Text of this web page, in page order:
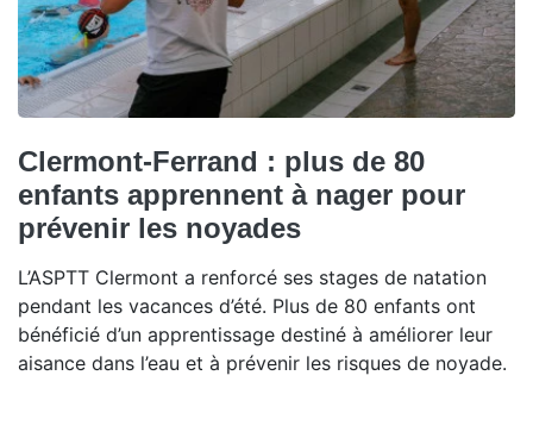
Clermont-Ferrand : plus de 80
enfants apprennent à nager pour
prévenir les noyades
L’ASPTT Clermont a renforcé ses stages de natation
pendant les vacances d’été. Plus de 80 enfants ont
bénéficié d’un apprentissage destiné à améliorer leur
aisance dans l’eau et à prévenir les risques de noyade.